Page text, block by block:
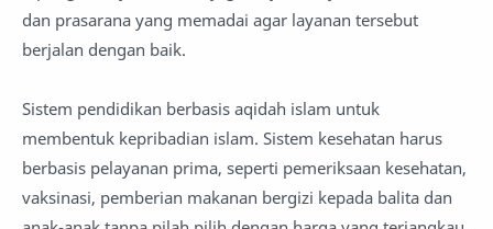
dan prasarana yang memadai agar layanan tersebut
berjalan dengan baik.
Sistem pendidikan berbasis aqidah islam untuk
membentuk kepribadian islam. Sistem kesehatan harus
berbasis pelayanan prima, seperti pemeriksaan kesehatan,
vaksinasi, pemberian makanan bergizi kepada balita dan